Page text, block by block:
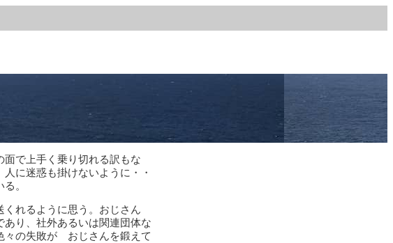
で上手く乗り切れる訳もな
に迷惑も掛けないように・・
。
れるように思う。おじさん
り、社外あるいは関連団体な
々の失敗が おじさんを鍛えて